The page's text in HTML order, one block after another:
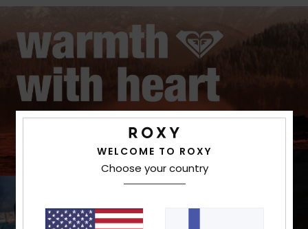
WELCOME TO ROXY
Choose your country